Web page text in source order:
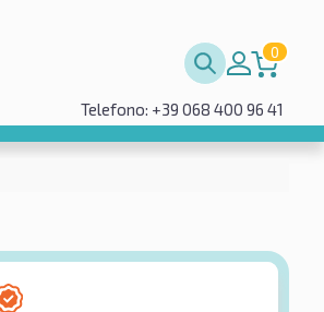
0
Telefono: +39 068 400 96 41